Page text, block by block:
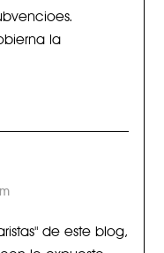
la
de este blog,